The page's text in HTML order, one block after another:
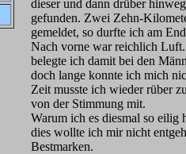
dieser und dann drüber
gefunden. Zwei Zehn-
gemeldet, so durfte ich am
Nach vorne war reichlich
belegte ich damit bei den
doch lange konnte ich mich
Zeit musste ich wieder rüber
von der Stimmung mit.
Warum ich es diesmal so eilig
dies wollte ich mir nicht
Bestmarken.